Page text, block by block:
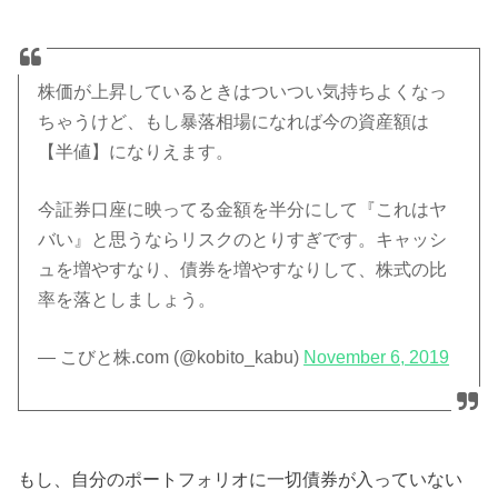
株価が上昇しているときはついつい気持ちよくなっ
ちゃうけど、もし暴落相場になれば今の資産額は
【半値】になりえます。
今証券口座に映ってる金額を半分にして『これはヤ
バい』と思うならリスクのとりすぎです。キャッシ
ュを増やすなり、債券を増やすなりして、株式の比
率を落としましょう。
— こびと株.com (@kobito_kabu) November 6, 2019
もし、自分のポートフォリオに一切債券が入っていない